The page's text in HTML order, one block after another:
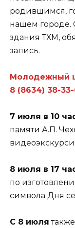
родившимся,
нашем городе.
здания ТХМ,
запись.
Молодежный
8 (8634) 38-33-
7 июля в 10
памяти А.П.
8 июля в 17
по
символа Дня
С 8 июля